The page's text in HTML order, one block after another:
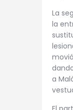
La
la
a